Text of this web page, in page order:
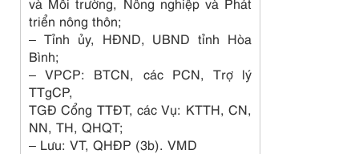
triển nông thôn;
– Tỉnh ủy, HĐND, UBND tỉnh Hòa
Bình;
– VPCP: BTCN, các PCN, Trợ lý
TTgCP,
TGĐ Cổng TTĐT, các Vụ: KTTH, CN,
NN, TH, QHQT;
– Lưu: VT, QHĐP (3b). VMD